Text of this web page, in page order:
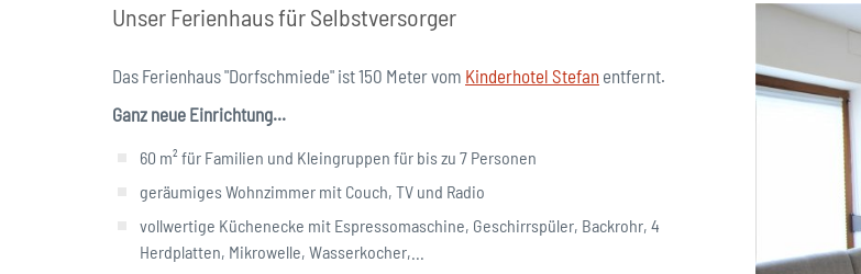
Unser Ferienhaus für Selbstversorger
Das Ferienhaus "Dorfschmiede" ist 150 Meter vom Kinderhotel Stefan entfernt.
Ganz neue Einrichtung...
60 m² für Familien und Kleingruppen für bis zu 7 Personen
geräumiges Wohnzimmer mit Couch, TV und Radio
vollwertige Küchenecke mit Espressomaschine, Geschirrspüler, Backrohr, 4
Herdplatten, Mikrowelle, Wasserkocher,...